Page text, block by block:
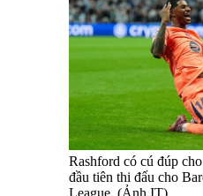
Rashford có cú đúp
đầu tiên thi đấu cho
League. (Ảnh IT)